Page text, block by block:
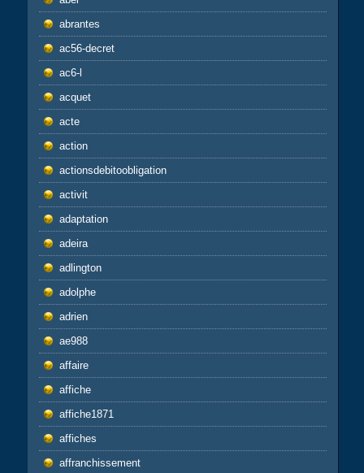
abrantes
ac56-decret
ac6-l
acquet
acte
action
actionsdebitoobligation
activit
adaptation
adeira
adlington
adolphe
adrien
ae988
affaire
affiche
affiche1871
affiches
affranchissement